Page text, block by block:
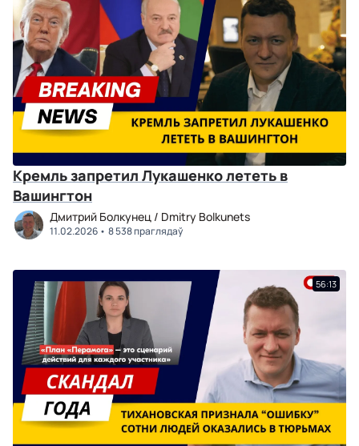
Кремль запретил Лукашенко лететь в
Вашингтон
Дмитрий Болкунец / Dmitry Bolkunets
11.02.2026 8 538 праглядаў
56:13